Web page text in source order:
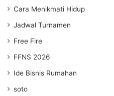
Cara Menikmati Hidup
Jadwal Turnamen
Free Fire
FFNS 2026
Ide Bisnis Rumahan
soto